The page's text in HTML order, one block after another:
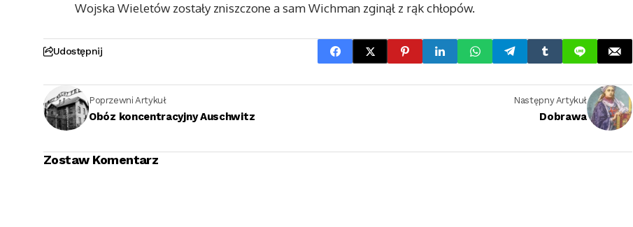
Wojska Wieletów zostały zniszczone a sam Wichman zginął z rąk chłopów.
Udostępnij
Poprzewni Artykuł
Obóz koncentracyjny Auschwitz
Następny Artykuł
Dobrawa
Zostaw Komentarz